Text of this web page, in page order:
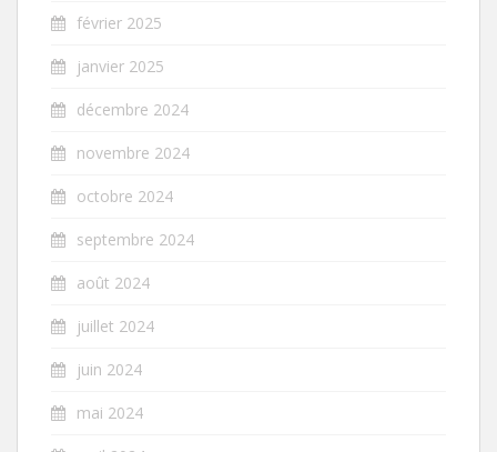
février 2025
janvier 2025
décembre 2024
novembre 2024
octobre 2024
septembre 2024
août 2024
juillet 2024
juin 2024
mai 2024